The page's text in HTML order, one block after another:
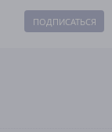
ПОДПИСАТЬСЯ